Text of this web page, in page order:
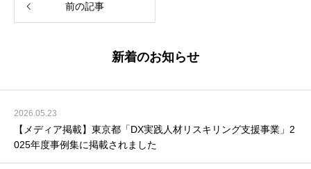
o
前の記事
新着のお知らせ
2026.05.23
【メディア掲載】東京都「DX実践人材リスキリング支援事業」2
025年度事例集に掲載されました